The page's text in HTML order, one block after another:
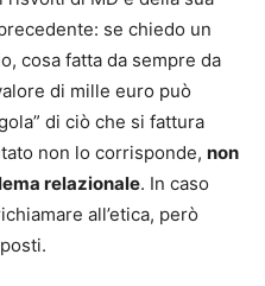
se chiedo un
cosa fatta da sempre da
di mille euro può
di ciò che si fattura
non lo corrisponde, non
relazionale. In caso
all’etica, però